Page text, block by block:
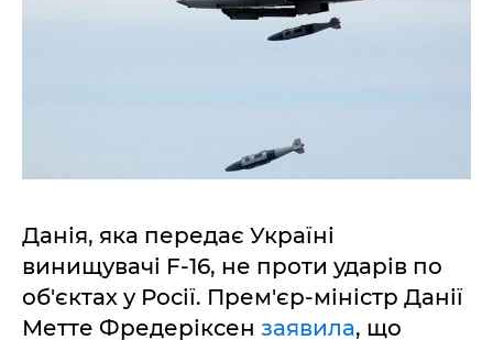
Данія, яка передає Україні
винищувачі F-16, не проти ударів по
об'єктах у Росії. Прем'єр-міністр Данії
Метте Фредеріксен заявила, що